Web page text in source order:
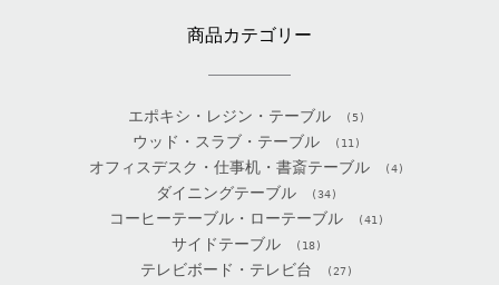
商品カテゴリー
エポキシ・レジン・テーブル (5)
ウッド・スラブ・テーブル (11)
オフィスデスク・仕事机・書斎テーブル (4)
ダイニングテーブル (34)
コーヒーテーブル・ローテーブル (41)
サイドテーブル (18)
テレビボード・テレビ台 (27)